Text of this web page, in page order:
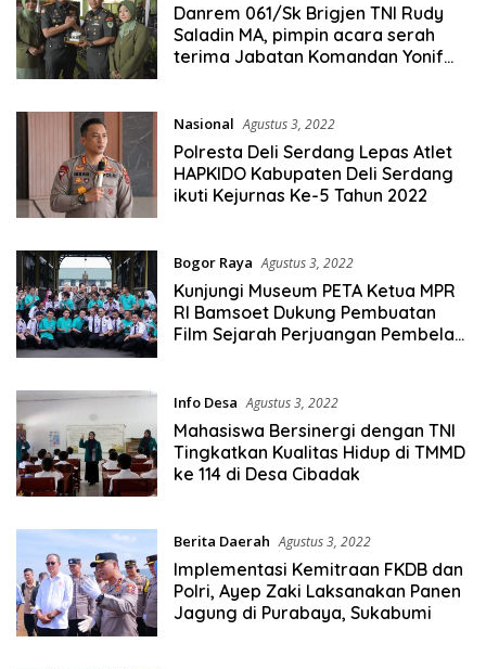
Danrem 061/Sk Brigjen TNI Rudy
Saladin MA, pimpin acara serah
terima Jabatan Komandan Yonif
Nasional Agustus 3, 2022
Polresta Deli Serdang Lepas Atlet
HAPKIDO Kabupaten Deli Serdang
ikuti Kejurnas Ke-5 Tahun 2022
Bogor Raya Agustus 3, 2022
Kunjungi Museum PETA Ketua MPR
RI Bamsoet Dukung Pembuatan
Film Sejarah Perjuangan Pembela
Info Desa Agustus 3, 2022
Mahasiswa Bersinergi dengan TNI
Tingkatkan Kualitas Hidup di TMMD
ke 114 di Desa Cibadak
Berita Daerah Agustus 3, 2022
Implementasi Kemitraan FKDB dan
Polri, Ayep Zaki Laksanakan Panen
Jagung di Purabaya, Sukabumi